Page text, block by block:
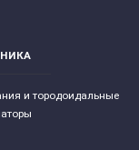
и тородоидальные